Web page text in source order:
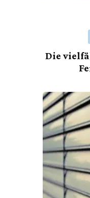
Die